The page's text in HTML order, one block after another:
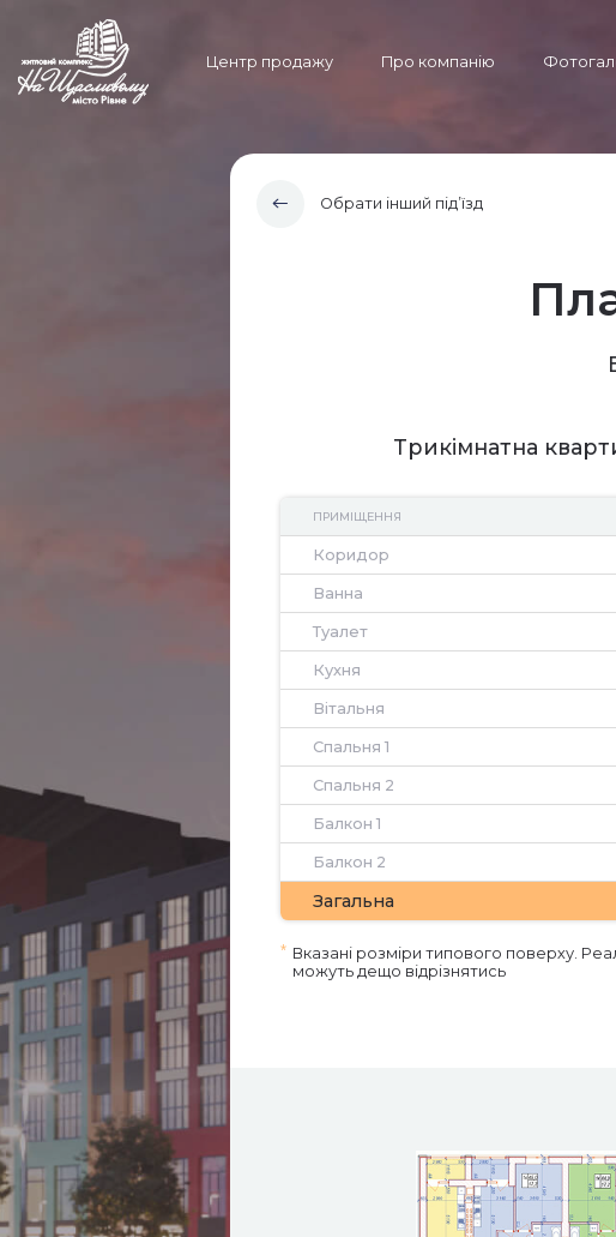
Центр продажу Про компанію
Обрати інший під’їзд
Трикімнатна
ПРИМІЩЕННЯ
Коридор
Ванна
Туалет
Кухня
Вітальня
Спальня 1
Спальня 2
Балкон 1
Балкон 2
Загальна
* Вказані розміри типового поверху.
можуть дещо відрізнятись